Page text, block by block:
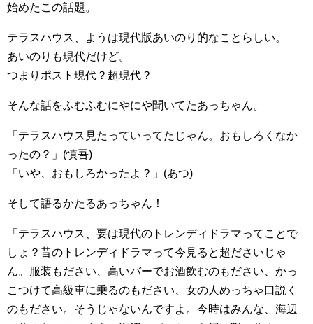
始めたこの話題。
テラスハウス、ようは現代版あいのり的なことらしい。
あいのりも現代だけど。
つまりポスト現代？超現代？
そんな話をふむふむにやにや聞いてたあっちゃん。
「テラスハウス見たっていってたじゃん。おもしろくなか
ったの？」(慎吾)
「いや、おもしろかったよ？」(あつ)
そして語るかたるあっちゃん！
「テラスハウス、要は現代のトレンディドラマってことで
しょ？昔のトレンディドラマって今見ると超ださいじゃ
ん。服装もださい、高いバーでお酒飲むのもださい、かっ
こつけて高級車に乗るのもださい、女の人めっちゃ口説く
のもださい。そうじゃないんですよ。今時はみんな、海辺